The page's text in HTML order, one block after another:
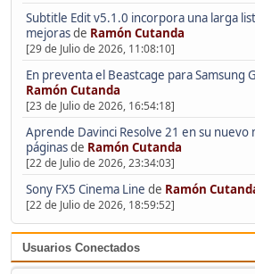
Subtitle Edit v5.1.0 incorpora una larga
mejorasde Ramón Cutanda
[29 de Julio de 2026, 11:08:10]
En preventa el Beastcage para Samsung
Ramón Cutanda
[23 de Julio de 2026, 16:54:18]
Aprende Davinci Resolve 21 en su nuevo
páginasde Ramón Cutanda
[22 de Julio de 2026, 23:34:03]
Sony FX5 Cinema Line de Ramón
[22 de Julio de 2026, 18:59:52]
Usuarios Conectados